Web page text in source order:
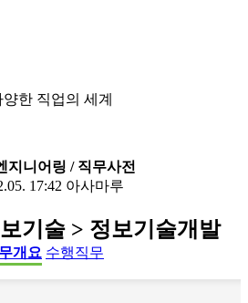
한 직업의 세계
지니어링 / 직무사전
17:42 아사마루
기술 > 정보기술개발
개요 수행직무